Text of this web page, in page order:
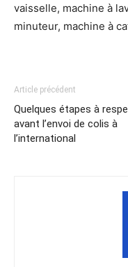
vaisselle, machine à
minuteur, machine à
Article précédent
Quelques étapes à
avant l’envoi de colis à
l’international